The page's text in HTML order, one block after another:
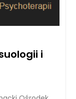
i